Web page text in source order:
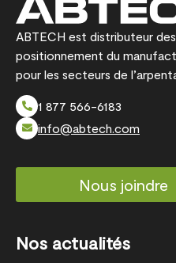
ABTECH est distributeur
positionnement du
pour les secteurs de
1 877 566-6183
info@abtech.com
Nous joindre
Nos actualités